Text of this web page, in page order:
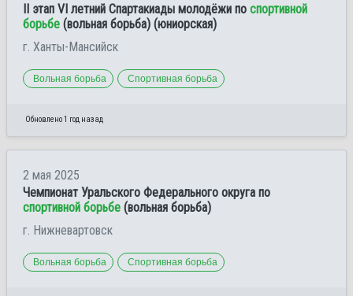
II этап VI летний Спартакиады молодёжи по спортивной
борьбе (вольная борьба) (юниорская)
г. Ханты-Мансийск
Вольная борьба Спортивная борьба
Обновлено 1 год назад
2 мая 2025
Чемпионат Уральского Федерального округа по
спортивной борьбе (вольная борьба)
г. Нижневартовск
Вольная борьба Спортивная борьба